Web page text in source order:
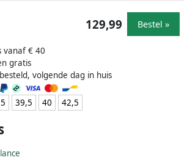
vanaf € 40
gratis
volgende dag in huis
39,5 40 42,5
129,99 Bestel »